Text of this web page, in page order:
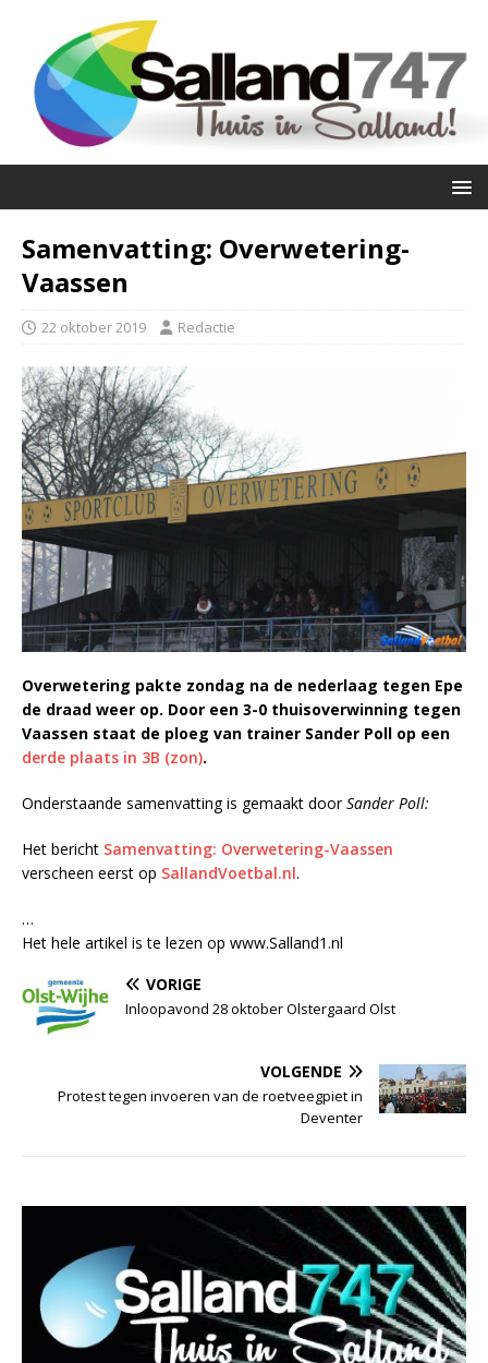
Samenvatting: Overwetering-
Vaassen
22 oktober 2019 Redactie
Overwetering pakte zondag na de nederlaag tegen Epe
de draad weer op. Door een 3-0 thuisoverwinning tegen
Vaassen staat de ploeg van trainer Sander Poll op een
derde plaats in 3B (zon).
Onderstaande samenvatting is gemaakt doorSander Poll:
Het bericht Samenvatting: Overwetering-Vaassen
verscheen eerst op SallandVoetbal.nl.
…
Het hele artikel is te lezen op www.Salland1.nl
VORIGE
Inloopavond 28 oktober Olstergaard Olst
VOLGENDE
Protest tegen invoeren van de roetveegpiet in
Deventer